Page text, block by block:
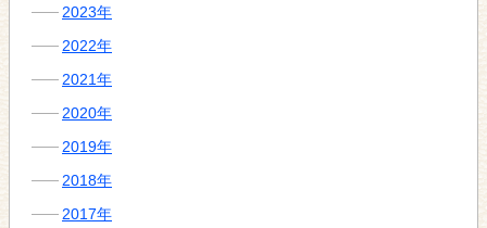
2023年
2022年
2021年
2020年
2019年
2018年
2017年